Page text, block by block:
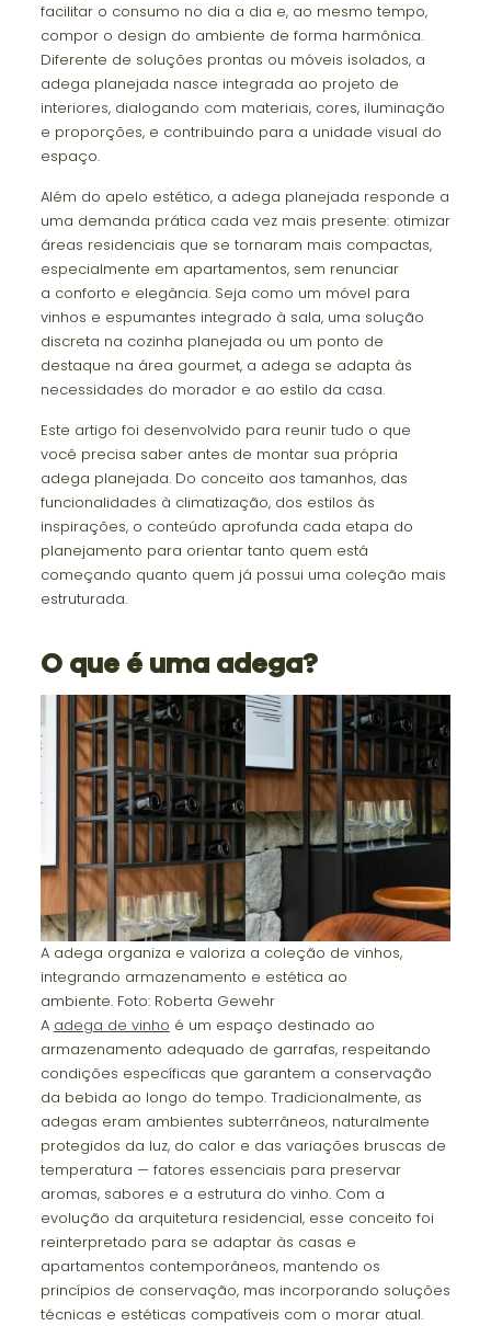
facilitar o consumo no dia a dia e, ao mesmo tempo,
compor o design do ambiente de forma harmônica.
Diferente de soluções prontas ou móveis isolados, a
adega planejada nasce integrada ao projeto de
interiores, dialogando com materiais, cores, iluminação
e proporções, e contribuindo para a unidade visual do
espaço.
Além do apelo estético, a adega planejada responde a
uma demanda prática cada vez mais presente: otimizar
áreas residenciais que se tornaram mais compactas,
especialmente em apartamentos, sem renunciar
a conforto e elegância. Seja como um móvel para
vinhos e espumantes integrado à sala, uma solução
discreta na cozinha planejada ou um ponto de
destaque na área gourmet, a adega se adapta às
necessidades do morador e ao estilo da casa.
Este artigo foi desenvolvido para reunir tudo o que
você precisa saber antes de montar sua própria
adega planejada. Do conceito aos tamanhos, das
funcionalidades à climatização, dos estilos às
inspirações, o conteúdo aprofunda cada etapa do
planejamento para orientar tanto quem está
começando quanto quem já possui uma coleção mais
estruturada.
O que é uma adega?
A adega organiza e valoriza a coleção de vinhos,
integrando armazenamento e estética ao
ambiente. Foto: Roberta Gewehr
A adega de vinho é um espaço destinado ao
armazenamento adequado de garrafas, respeitando
condições específicas que garantem a conservação
da bebida ao longo do tempo. Tradicionalmente, as
adegas eram ambientes subterrâneos, naturalmente
protegidos da luz, do calor e das variações bruscas de
temperatura — fatores essenciais para preservar
aromas, sabores e a estrutura do vinho. Com a
evolução da arquitetura residencial, esse conceito foi
reinterpretado para se adaptar às casas e
apartamentos contemporâneos, mantendo os
princípios de conservação, mas incorporando soluções
técnicas e estéticas compatíveis com o morar atual.